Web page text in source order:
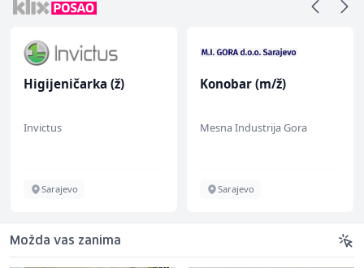
Higijeničarka (ž)
Invictus
Sarajevo
Konobar (m/ž)
Mesna Industrija Gora
Sarajevo
Možda vas zanima